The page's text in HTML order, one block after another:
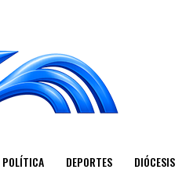
POLÍTICA DEPORTES DIÓCESIS